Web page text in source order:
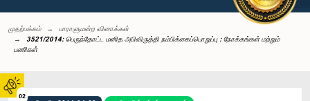
02
முதற்பக்கம்
பாராளுமன்ற வினாக்கள்
3521/2014: பெருந்தோட்ட மனித அபிவிருத்தி நம்பிக்கைப்பொறுப்பு : நோக்கங்கள் மற்றும்
பணிகள்